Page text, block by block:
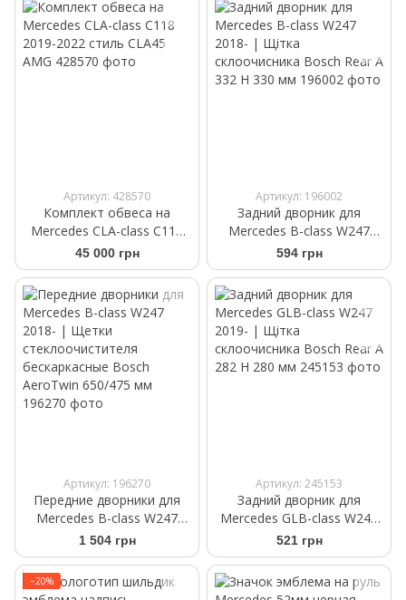
Артикул: 428570
Комплект обвеса на
Mercedes CLA-class C118
2019-2022 стиль CLA45
AMG
45 000 грн
Артикул: 196002
Задний дворник для
Mercedes B-class W247
2018- | Щітка
склоочисника Bosch Rear A
332 H 330 мм
594 грн
Артикул: 196270
Передние дворники для
Mercedes B-class W247
2018- | Щетки
стеклоочистителя
бескаркасные Bosch
AeroTwin 650/475 мм
1 504 грн
Артикул: 245153
Задний дворник для
Mercedes GLB-class W247
2019- | Щітка
склоочисника Bosch Rear A
282 H 280 мм
521 грн
−20%